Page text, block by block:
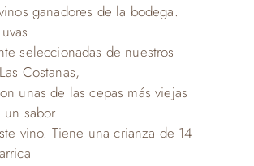
ganadores de la bodega.
seleccionadas de nuestros
Costanas,
unas de las cepas más viejas
un sabor
vino. Tiene una crianza de 14